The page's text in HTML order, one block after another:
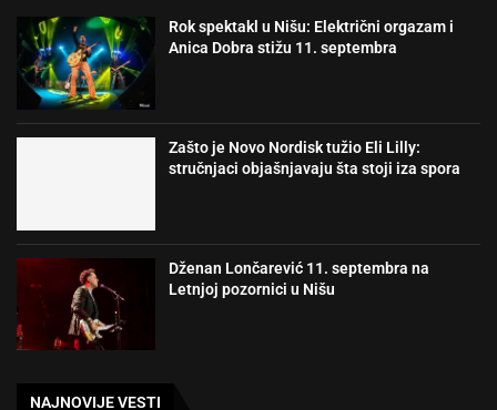
Rok spektakl u Nišu: Električni orgazam i
Anica Dobra stižu 11. septembra
Zašto je Novo Nordisk tužio Eli Lilly:
stručnjaci objašnjavaju šta stoji iza spora
Dženan Lončarević 11. septembra na
Letnjoj pozornici u Nišu
NAJNOVIJE VESTI